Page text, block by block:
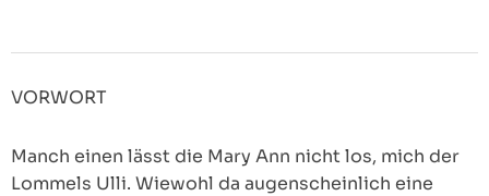
VORWORT
Manch einen lässt die Mary Ann nicht los, mich der
Lommels Ulli. Wiewohl da augenscheinlich eine